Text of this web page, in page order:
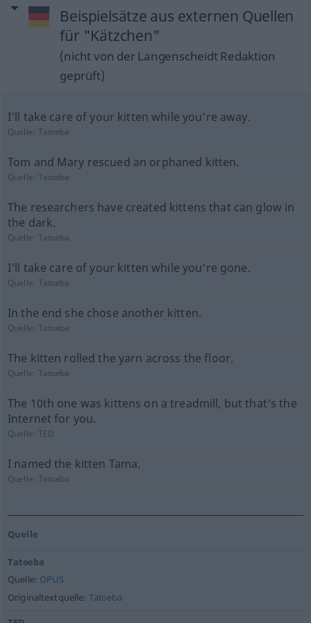
Beispielsätze aus externen Quellen
für "Kätzchen"
(nicht von der Langenscheidt Redaktion
geprüft)
I'll take care of your kitten while you're away.
Quelle:Tatoeba
Tom and Mary rescued an orphaned kitten.
Quelle:Tatoeba
The researchers have created kittens that can glow in
the dark.
Quelle:Tatoeba
I'll take care of your kitten while you're gone.
Quelle:Tatoeba
In the end she chose another kitten.
Quelle:Tatoeba
The kitten rolled the yarn across the floor.
Quelle:Tatoeba
The 10th one was kittens on a treadmill, but that's the
Internet for you.
Quelle:TED
I named the kitten Tama.
Quelle:Tatoeba
Quelle
Tatoeba
Quelle: OPUS
Originaltextquelle: Tatoeba